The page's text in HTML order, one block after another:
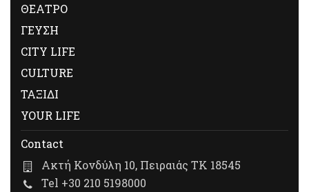
ΘΕΑΤΡΟ
ΓΕΥΣΗ
CITY LIFE
CULTURE
ΤΑΞΙΔΙ
YOUR LIFE
Contact
Ακτή Κονδύλη 10, Πειραιάς ΤΚ 18545
Tel +30 210 5198000